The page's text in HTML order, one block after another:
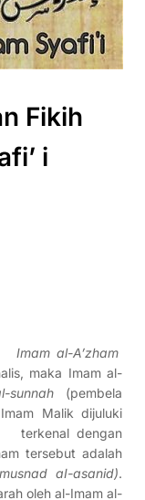
Fikih
i
Imam al-A’zham
maka Imam al-
sunnah (pembela
Malik dijuluki
terkenal dengan
tersebut adalah
aI-asanid).
oleh al-Imam al-